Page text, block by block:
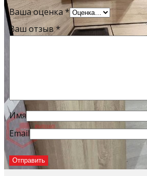
Ваша оценка *
Ваш отзыв*
Имя
Email